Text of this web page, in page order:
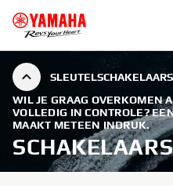
SLEUTELSCHAKELAARS
WIL JE GRAAG OVERKOMEN
VOLLEDIG IN CONTROLE?
MAAKT METEEN INDRUK.
SCHAKELAARS